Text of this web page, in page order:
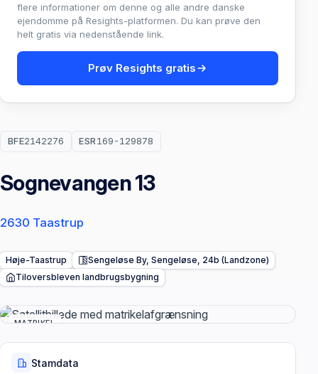
BFE2142276 ESR169-129878
Sognevangen 13
2630 Taastrup
Høje-Taastrup
Sengeløse By, Sengeløse, 24b (Landzone)
Tiloversbleven landbrugsbygning
MATRIKEL
Stamdata
flere informationer om denne og alle andre danske
ejendomme på Resights-platformen. Du kan prøve den
helt gratis via nedenstående link.
Prøv Resights gratis